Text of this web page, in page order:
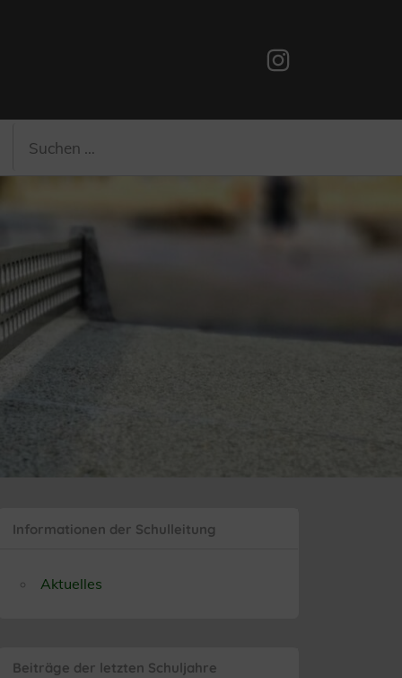
Instagram
Informationen der Schulleitung
Aktuelles
Beiträge der letzten Schuljahre